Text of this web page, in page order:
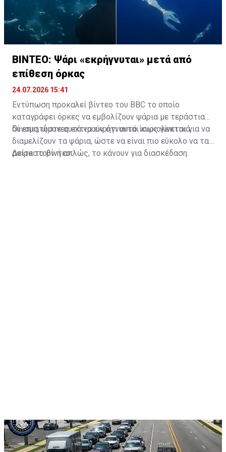
ΒΙΝΤΕΟ: Ψάρι «εκρήγνυται» μετά από
επίθεση όρκας
24.07.2026 15:41
Εντύπωση προκαλεί βίντεο του BBC το οποίο
καταγράφει όρκες να εμβολίζουν ψάρια με τεράστια
δύναμη, ώστε αυτά να εκρήγνυνται κυριολεκτικά.
Οι επιστήμονες εκτιμούν ότι αυτό ίσως γίνεται για να
διαμελίζουν τα ψάρια, ώστε να είναι πιο εύκολο να τα
μοιραστούν ή απλώς, το κάνουν για διασκέδαση.
Δείτε το βίντεο: